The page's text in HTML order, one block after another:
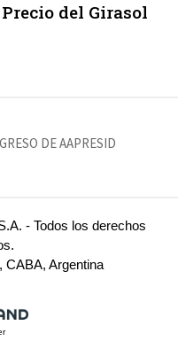
Precio del Girasol
DE AAPRESID
- Todos los derechos
CABA, Argentina